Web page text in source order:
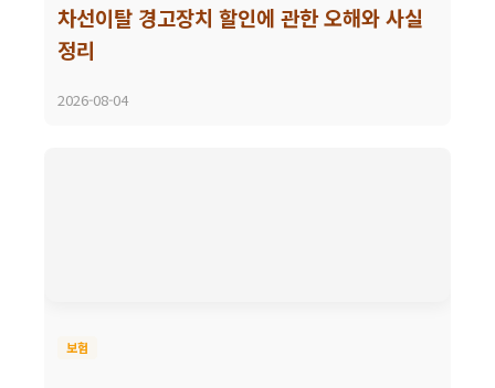
차선이탈 경고장치 할인에 관한 오해와 사실
정리
2026-08-04
보험